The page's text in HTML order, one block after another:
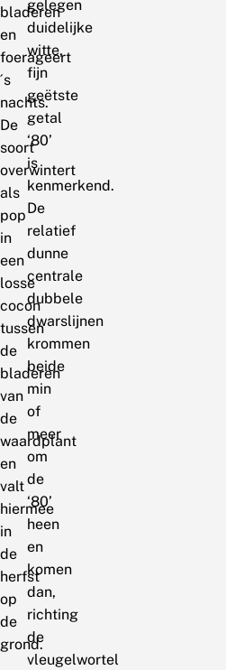
bladeren
en
foerageert
´s
nachts.
De
soort
overwintert
als
pop
in
een
losse
cocon
tussen
de
bladeren
van
de
waardplant
en
valt
hiermee
in
de
herfst
op
de
grond.
gelegen
duidelijke
witte,
fijn
geëtste
getal
‘80’
is
kenmerkend.
De
relatief
dunne
centrale
dubbele
dwarslijnen
krommen
beide
min
of
meer
om
de
‘80’
heen
en
komen
dan,
richting
de
vleugelwortel